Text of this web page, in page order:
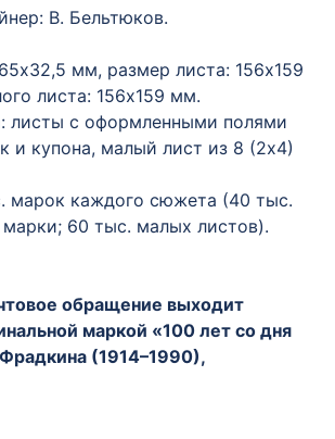
В. Бельтюков.
мм, размер листа: 156х159
листа: 156х159 мм.
листы с оформленными полями
и купона, малый лист из 8 (2х4)
марок каждого сюжета (40 тыс.
60 тыс. малых листов).
обращение выходит
маркой «100 лет со дня
(1914–1990),